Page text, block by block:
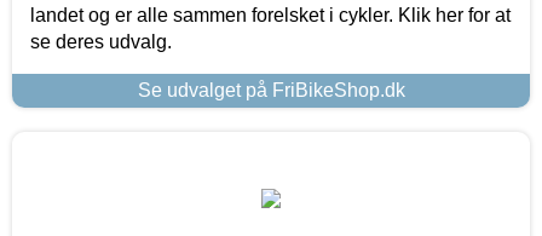
landet og er alle sammen forelsket i cykler. Klik her for at
se deres udvalg.
Se udvalget på FriBikeShop.dk